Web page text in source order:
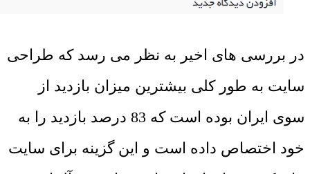
در بررسی های اخیر به نظر می رسد که طراحی
سایت به طور کلی بیشترین میزان بازدید از
سوی ایران بوده است که 83 درصد بازدید را به
خود اختصاص داده است و این گزینه برای سایت